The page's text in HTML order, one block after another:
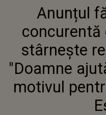
E
Anunțul
concurentă
stârnește
"Doamne
motivul